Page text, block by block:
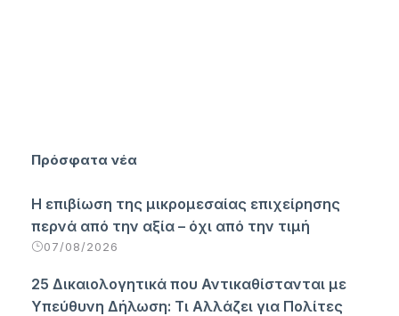
Πρόσφατα νέα
Η επιβίωση της μικρομεσαίας επιχείρησης
περνά από την αξία – όχι από την τιμή
07/08/2026
25 Δικαιολογητικά που Αντικαθίστανται με
Υπεύθυνη Δήλωση: Τι Αλλάζει για Πολίτες